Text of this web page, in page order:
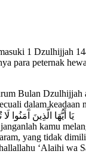
1 Dzulhijjah
para peternak
Bulan Dzulhijjah
dalam keadaan
يَا أَيُّهَا الَّذِينَ آَمَنُوا
kamu
yang tidak
‘Alaihi wa